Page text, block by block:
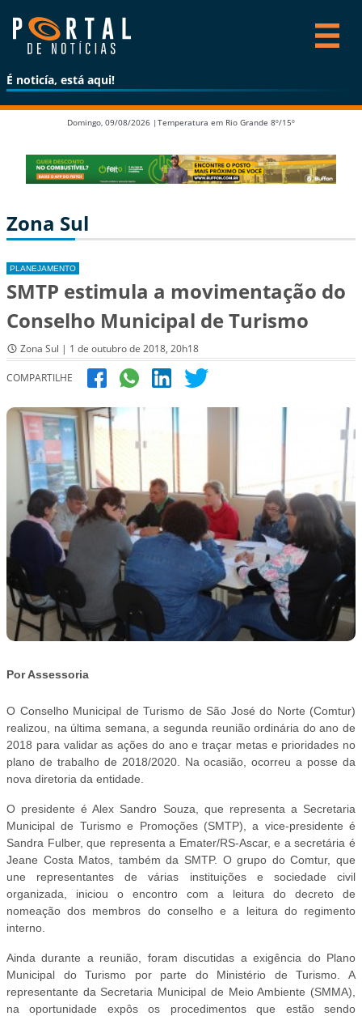
É noticía, está aqui!
Domingo, 09/08/2026 | Temperatura em Rio Grande 8º/15º
Zona Sul
PLANEJAMENTO
SMTP estimula a movimentação do
Conselho Municipal de Turismo
Zona Sul | 1 de outubro de 2018, 20h18
COMPARTILHE
Por Assessoria
O Conselho Municipal de Turismo de São José do Norte (Comtur)
realizou, na última semana, a segunda reunião ordinária do ano de
2018 para validar as ações do ano e traçar metas e prioridades no
plano de trabalho de 2018/2020. Na ocasião, ocorreu a posse da
nova diretoria da entidade.
O presidente é Alex Sandro Souza, que representa a Secretaria
Municipal de Turismo e Promoções (SMTP), a vice-presidente é
Sandra Fulber, que representa a Emater/RS-Ascar, e a secretária é
Jeane Costa Matos, também da SMTP. O grupo do Comtur, que
une representantes de várias instituições e sociedade civil
organizada, iniciou o encontro com a leitura do decreto de
nomeação dos membros do conselho e a leitura do regimento
interno.
Ainda durante a reunião, foram discutidas a exigência do Plano
Municipal do Turismo por parte do Ministério de Turismo. A
representante da Secretaria Municipal de Meio Ambiente (SMMA),
na oportunidade expôs os procedimentos que estão sendo